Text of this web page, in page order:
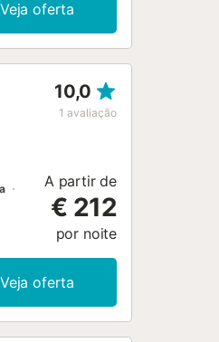
Veja oferta
10,0
1 avaliação
A partir de
€ 212
por noite
Veja oferta